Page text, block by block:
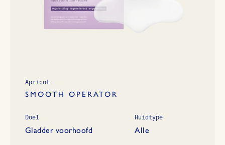
Apricot
SMOOTH OPERATOR
Doel
Gladder voorhoofd
Huidtype
Alle